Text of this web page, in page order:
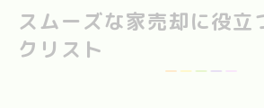
スムーズな家売却に役立
クリスト